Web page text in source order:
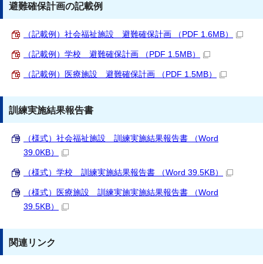
避難確保計画の記載例
（記載例）社会福祉施設 避難確保計画 （PDF 1.6MB）
（記載例）学校 避難確保計画 （PDF 1.5MB）
（記載例）医療施設 避難確保計画 （PDF 1.5MB）
訓練実施結果報告書
（様式）社会福祉施設 訓練実施結果報告書 （Word
39.0KB）
（様式）学校 訓練実施結果報告書 （Word 39.5KB）
（様式）医療施設 訓練実施実施結果報告書 （Word
39.5KB）
関連リンク